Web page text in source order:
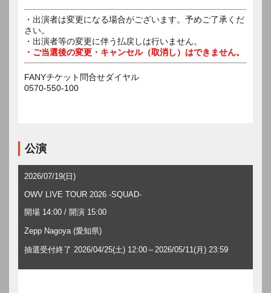
・出演者は変更になる場合がございます。予めご了承くだ
さい。
・出演者等の変更に伴う払戻しは行いません。
・ご当選後の変更・キャンセル（取消し）はできません。
FANYチケット問合せダイヤル
0570-550-100
公演
2026/07/19(日)
OWV LIVE TOUR 2026 -SQUAD-
開場 14:00 / 開演 15:00
Zepp Nagoya (愛知県)
抽選受付終了 2026/04/25(土) 12:00～2026/05/11(月) 23:59